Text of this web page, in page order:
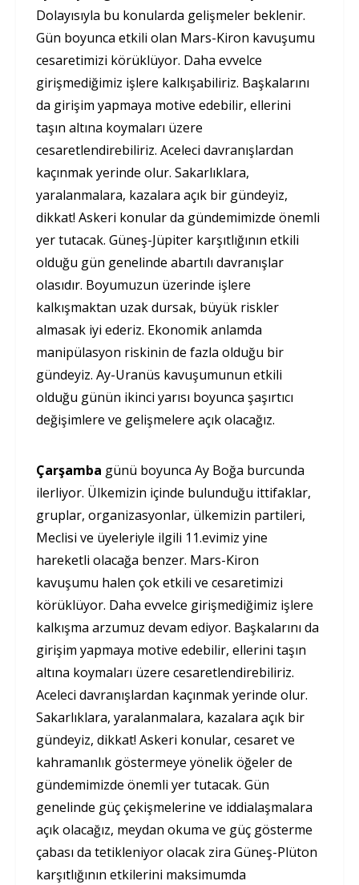
Dolayısıyla bu konularda gelişmeler beklenir.
Gün boyunca etkili olan Mars-Kiron kavuşumu
cesaretimizi körüklüyor. Daha evvelce
girişmediğimiz işlere kalkışabiliriz. Başkalarını
da girişim yapmaya motive edebilir, ellerini
taşın altına koymaları üzere
cesaretlendirebiliriz. Aceleci davranışlardan
kaçınmak yerinde olur. Sakarlıklara,
yaralanmalara, kazalara açık bir gündeyiz,
dikkat! Askeri konular da gündemimizde önemli
yer tutacak. Güneş-Jüpiter karşıtlığının etkili
olduğu gün genelinde abartılı davranışlar
olasıdır. Boyumuzun üzerinde işlere
kalkışmaktan uzak dursak, büyük riskler
almasak iyi ederiz. Ekonomik anlamda
manipülasyon riskinin de fazla olduğu bir
gündeyiz. Ay-Uranüs kavuşumunun etkili
olduğu günün ikinci yarısı boyunca şaşırtıcı
değişimlere ve gelişmelere açık olacağız.
Çarşamba günü boyunca Ay Boğa burcunda
ilerliyor. Ülkemizin içinde bulunduğu ittifaklar,
gruplar, organizasyonlar, ülkemizin partileri,
Meclisi ve üyeleriyle ilgili 11.evimiz yine
hareketli olacağa benzer. Mars-Kiron
kavuşumu halen çok etkili ve cesaretimizi
körüklüyor. Daha evvelce girişmediğimiz işlere
kalkışma arzumuz devam ediyor. Başkalarını da
girişim yapmaya motive edebilir, ellerini taşın
altına koymaları üzere cesaretlendirebiliriz.
Aceleci davranışlardan kaçınmak yerinde olur.
Sakarlıklara, yaralanmalara, kazalara açık bir
gündeyiz, dikkat! Askeri konular, cesaret ve
kahramanlık göstermeye yönelik öğeler de
gündemimizde önemli yer tutacak. Gün
genelinde güç çekişmelerine ve iddialaşmalara
açık olacağız, meydan okuma ve güç gösterme
çabası da tetikleniyor olacak zira Güneş-Plüton
karşıtlığının etkilerini maksimumda